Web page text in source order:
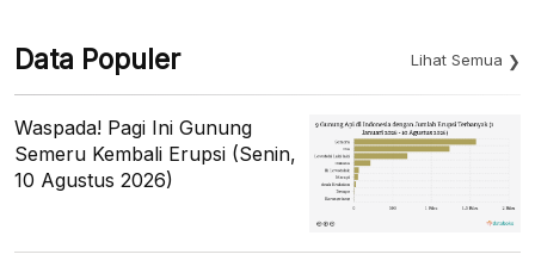
Data Populer Lihat Semua
Waspada! Pagi Ini Gunung
Semeru Kembali Erupsi (Senin,
10 Agustus 2026)